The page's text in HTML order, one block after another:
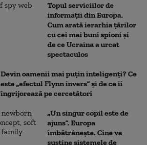
Topul serviciilor de
informații din Europa.
Cum arată ierarhia țărilor
cu cei mai buni spioni și
de ce Ucraina a urcat
spectaculos
Devin oamenii mai puțin inteligenți? Ce
este „efectul Flynn invers” și de ce îi
îngrijorează pe cercetători
„Un singur copil este de
ajuns”. Europa
îmbătrânește. Cine va
susține sistemele de